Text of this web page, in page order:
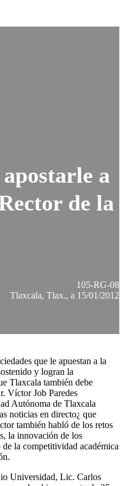
a
de la
105-RG-08
Tlaxcala, Tlax., a 15/01/2012
que le apuestan a la
y logran la
Tlaxcala también debe
Víctor Job Paredes
Autónoma de Tlaxcala
noticias en directo¿ que
también habló de los retos
la innovación de los
la competitividad académica
Universidad, Lic. Carlos